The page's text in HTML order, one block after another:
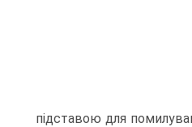
підставою для